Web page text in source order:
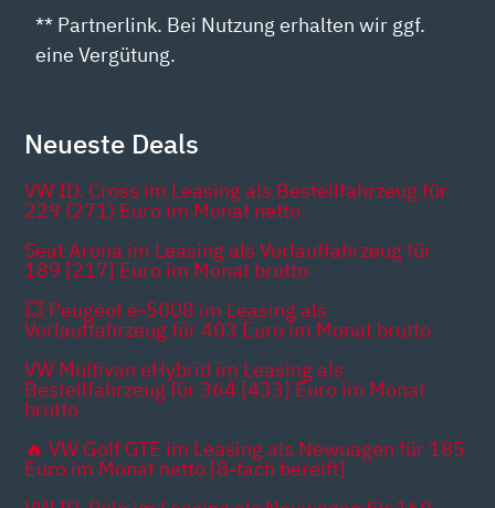
** Partnerlink. Bei Nutzung erhalten wir ggf.
eine Vergütung.
Neueste Deals
VW ID. Cross im Leasing als Bestellfahrzeug für
229 (271) Euro im Monat netto
Seat Arona im Leasing als Vorlauffahrzeug für
189 [217] Euro im Monat brutto
💥 Peugeot e-5008 im Leasing als
Vorlauffahrzeug für 403 Euro im Monat brutto
VW Multivan eHybrid im Leasing als
Bestellfahrzeug für 364 [433] Euro im Monat
brutto
🔥 VW Golf GTE im Leasing als Newuagen für 185
Euro im Monat netto [8-fach bereift]